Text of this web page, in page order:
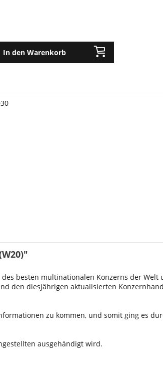
In den Warenkorb
besten multinationalen Konzerns der Welt
den diesjährigen aktualisierten
zu kommen, und somit ging es
ausgehändigt wird.